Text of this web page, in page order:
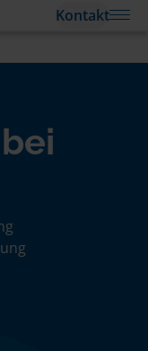
Kontakt